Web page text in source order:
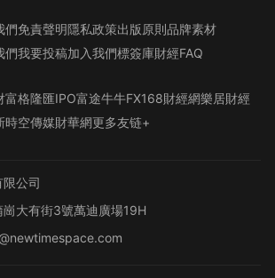
們免責聲明隱私政策出版原則品牌素材
們我要投稿加入我們標簽庫財經FAQ
富格隆匯IPO富途牛牛FX168財經網樂居財經
時空傳媒財華網更多友链+
公司
大有街3號萬迪廣場19H